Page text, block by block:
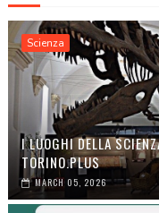
Scienza
I LUOGHI DELLA
TORINO.PLUS
MARCH 05, 2026